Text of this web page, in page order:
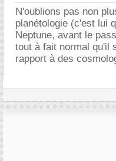
N'oublions pas non
planétologie (c'est lui
Neptune, avant le
tout à fait normal qu'il
rapport à des